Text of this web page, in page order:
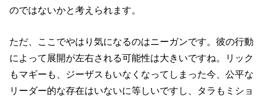
のではないかと考えられます。
ただ、ここでやはり気になるのはニーガンです。彼の行動
によって展開が左右される可能性は大きいですね。リック
もマギーも、ジーザスもいなくなってしまった今、公平な
リーダー的な存在はいないに等しいですし、タラもミショ